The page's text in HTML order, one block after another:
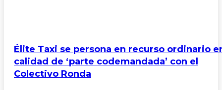
Élite Taxi se persona en recurso ordinario
calidad de ‘parte codemandada’ con el
Colectivo Ronda